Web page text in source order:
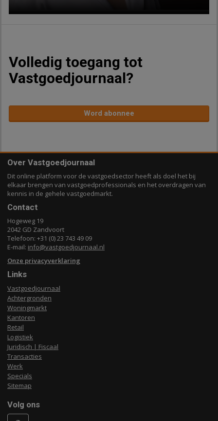
Volledig toegang tot
Vastgoedjournaal?
Word abonnee
Over Vastgoedjournaal
Dit online platform voor de vastgoedsector heeft als doel het bij
elkaar brengen van vastgoedprofessionals en het overdragen van
kennis in de gehele vastgoedmarkt.
Contact
Hogeweg 19
2042 GD Zandvoort
Telefoon: +31 (0) 23 743 49 09
E-mail: info@vastgoedjournaal.nl
Onze privacyverklaring
Links
Vastgoedjournaal
Achtergronden
Woningmarkt
Kantoren
Retail
Logistiek
Juridisch | Fiscaal
Transacties
Werk
Specials
Sitemap
Volg ons